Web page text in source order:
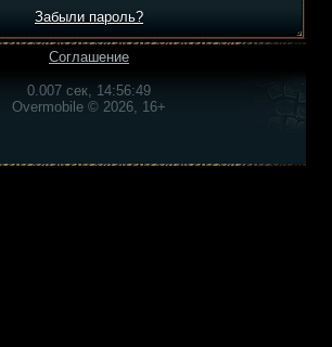
Забыли пароль?
Соглашение
0.007 сек, 14:56:49
Overmobile © 2026, 16+